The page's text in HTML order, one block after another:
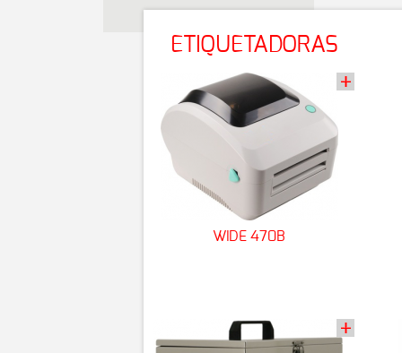
ETIQUETADORAS
WIDE 470B